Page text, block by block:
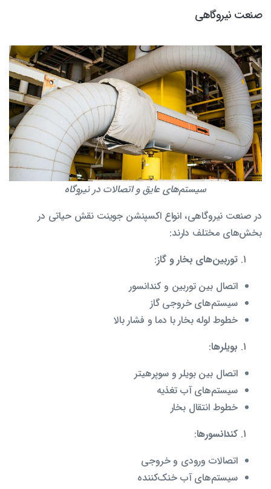
صنعت نیروگاهی
سیستم‌های عایق و اتصالات در نیروگاه
در صنعت نیروگاهی، انواع اکسپنشن جوینت نقش حیاتی در
بخش‌های مختلف دارند:
توربین‌های بخار و گاز:
اتصال بین توربین و کندانسور
سیستم‌های خروجی گاز
خطوط لوله بخار با دما و فشار بالا
بویلرها:
اتصال بین بویلر و سوپرهیتر
سیستم‌های آب تغذیه
خطوط انتقال بخار
کندانسورها:
اتصالات ورودی و خروجی
سیستم‌های آب خنک‌کننده